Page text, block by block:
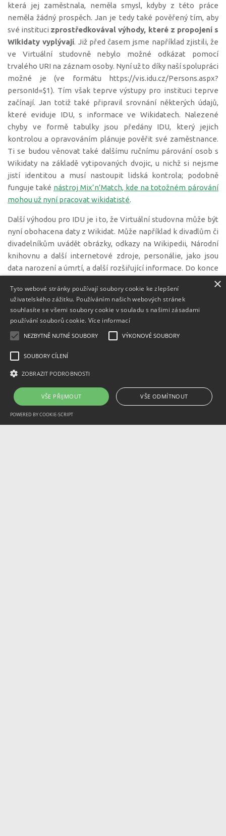
která jej zaměstnala, neměla smysl, kdyby z této práce
neměla žádný prospěch. Jan je tedy také pověřený tím, aby
své instituci zprostředkovával výhody, které z propojení s
Wikidaty vyplývají. Již před časem jsme například zjistili, že
ve Virtuální studovně nebylo možné odkázat pomocí
trvalého URI na záznam osoby. Nyní už to díky naší spolupráci
možné je (ve formátu https://vis.idu.cz/Persons.aspx?
personId=$1). Tím však teprve výstupy pro instituci teprve
začínají. Jan totiž také připravil srovnání některých údajů,
které eviduje IDU, s informace ve Wikidatech. Nalezené
chyby ve formě tabulky jsou předány IDU, který jejich
kontrolou a opravováním plánuje pověřit své zaměstnance.
Ti se budou věnovat také dalšímu ručnímu párování osob s
Wikidaty na základě vytipovaných dvojic, u nichž si nejsme
jistí identitou a musí nastoupit lidská kontrola; podobně
funguje také nástroj Mix’n’Match, kde na totožném párování
mohou už nyní pracovat wikidatisté.
Další výhodou pro IDU je i to, že Virtuální studovna může být
nyní obohacena daty z Wikidat. Může například k divadlům či
divadelníkům uvádět obrázky, odkazy na Wikipedii, Národní
knihovnu a další internetové zdroje, personálie, jako jsou
data narození a úmrtí, a další rozšiřující informace. Do konce
roku navrhneme IDU nejvhodnější způsoby, jak by toto šlo
implementovat. Zároveň IDU plánuje na základě existujících
propojení ve Wikidatech doplnit do své databáze
identifikátor Národních autorit (o kterém jsme
Virtuální studovně s příslušnými záznamy v knihovním
systému IDU.
×
Tyto webové stránky používají soubory cookie ke zlepšení
uživatelského zážitku. Používáním našich webových stránek
souhlasíte se všemi soubory cookie v souladu s našimi zásadami
používání souborů cookie. Více informací
NEZBYTNĚ NUTNÉ SOUBORY VÝKONOVÉ SOUBORY
SOUBORY CÍLENÍ
ZOBRAZIT PODROBNOSTI
VŠE PŘIJMOUT VŠE ODMÍTNOUT
POWERED BY COOKIE-SCRIPT